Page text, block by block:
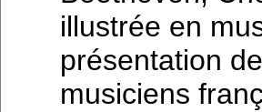
illustrée en
présentation
musiciens